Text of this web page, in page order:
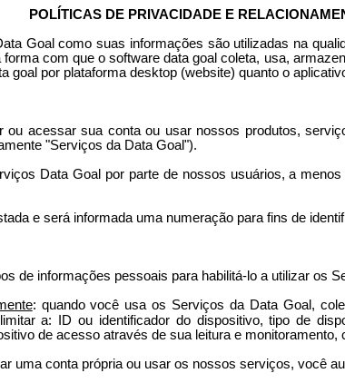
POLÍTICAS DE PRIVACIDADE E
Goal como suas informações são utilizadas na
forma com que o software datagoal coleta, usa,
goal por plataforma desktop (website) quanto o
acessar sua conta ou usar nossos produtos,
"Serviços da Data Goal").
DataGoal por parte de nossos usuários, a
e será informada uma numeração para fins de
de informações pessoais para habilitá-lo a utilizar os
: quando você usa os Serviços da Data Goal ,
a: ID ou identificador do dispositivo, tipo de
de acesso através de sua leitura e
uma conta própria ou usar os nossos serviços, você